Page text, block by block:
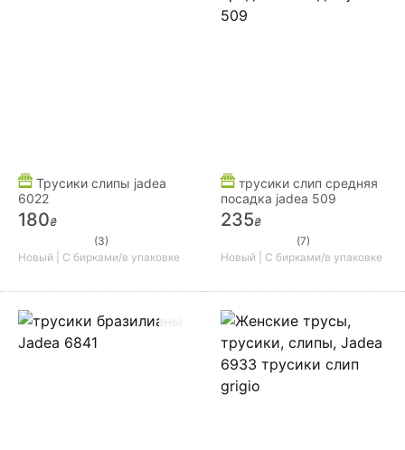
Трусики слипы jadea
6022
180₴
(3)
Новый | С бирками/в упаковке
трусики слип средняя
посадка jadea 509
235₴
(7)
Новый | С бирками/в упаковке